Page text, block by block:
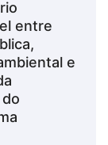
entre
e